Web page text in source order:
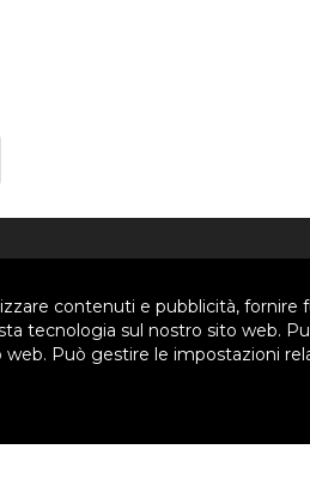
contenuti e pubblicità, fornire
tecnologia sul nostro sito web.
Può gestire le impostazioni
Pastorale
Famiglia